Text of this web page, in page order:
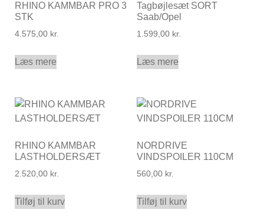
RHINO KAMMBAR PRO 3
STK
4.575,00 kr.
Læs mere
Tagbøjlesæt SORT
Saab/Opel
1.599,00 kr.
Læs mere
RHINO KAMMBAR
LASTHOLDERSÆT
2.520,00 kr.
Tilføj til kurv
NORDRIVE
VINDSPOILER 110CM
560,00 kr.
Tilføj til kurv